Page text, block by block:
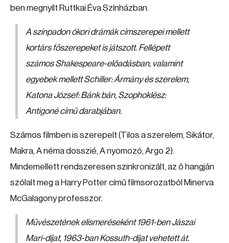
ben megnyílt Ruttkai Éva Színházban.
A színpadon ókori drámák címszerepei mellett
kortárs főszerepeket is játszott. Fellépett
számos Shakespeare-előadásban, valamint
egyebek mellett Schiller: Ármány és szerelem,
Katona József: Bánk bán, Szophoklész:
Antigoné című darabjában.
Számos filmben is szerepelt (Tilos a szerelem, Sikátor,
Makra, A néma dosszié, A nyomozó, Argo 2).
Mindemellett rendszeresen szinkronizált, az ő hangján
szólalt meg a Harry Potter című filmsorozatból Minerva
McGalagony professzor.
Művészetének elismeréseként 1961-ben Jászai
Mari-díjat, 1963-ban Kossuth-díjat vehetett át.